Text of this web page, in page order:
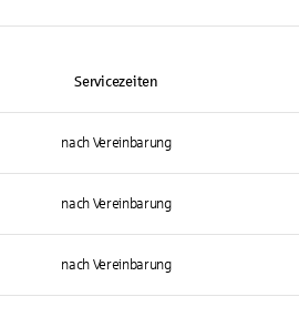
Servicezeiten
nach Vereinbarung
nach Vereinbarung
nach Vereinbarung